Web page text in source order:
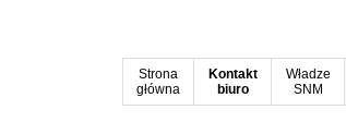
Strona
główna
Kontakt
biuro
Władze
SNM